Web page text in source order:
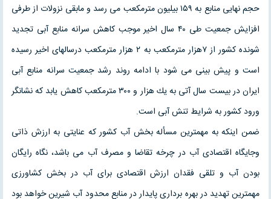
حجم نهایی منابع به ۱۵۹ بیلیون مترمكعب می رسد و مابقی نزولات از طرفی
افزایش جمعیت طی ۴۰ سال اخیر موجب كاهش سرانه منابع آبی تجدید
شونده كشور از ۷هزار مترمكعب به ۲ هزار مترمكعب درسالهای اخیر رسیده
است و پیش بینی می شود با ادامه روند رشد جمعیت سرانه منابع آبی
ایران در بیست سال آتی به یك هزار و ۳۰۰ مترمكعب كاهش یابد كه نشانگر
ورود كشور به شرایط تنش آبی است.
ضمن اینكه به مهمترین مسأله بخش آب كشور كه عنایتی به ارزش ذاتی
وجایگاه اقتصادی آب در چرخه تقاضا و مصرف آب می باشد، نگاه رایگان
بودن آب و تلقی فقدان ارزش اقتصادی برای آب در بخش كشاورزی
مهمترین تهدید در بهره برداری پایدار در منابع محدود آب شیرین خواهد بود